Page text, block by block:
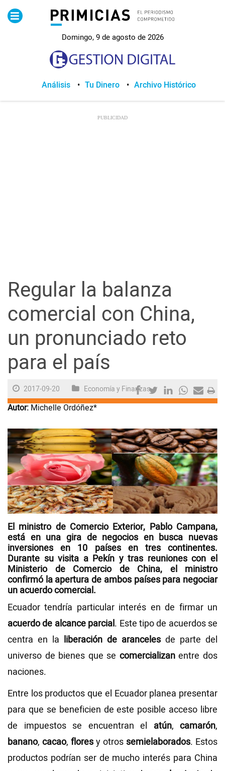
Domingo, 9 de agosto de 2026
Lo Último
Política
Sociedad
Ciencia y Tecnología
Firmas
Internacional
Juegos
Videos
NEWSLETTERS
Análisis Tu Dinero Archivo Histórico
Regular la balanza
comercial con China,
un pronunciado reto
para el país
2017-09-20 Economía y Finanzas
Autor: Michelle Ordóñez*
El ministro de Comercio Exterior, Pablo Campana,
está en una gira de negocios en busca nuevas
inversiones en 10 paísesen tres continentes.
Durante su visita a Pekín y tras reuniones con el
Ministerio de Comercio de China, el ministro
confirmó la apertura de ambos países para negociar
un acuerdo comercial.
Ecuador tendría particular interés en de firmar un
acuerdo de alcance parcial. Este tipo de acuerdos se
centra en la liberación de aranceles de parte del
universo de bienes que se comercializanentre dos
naciones.
Entre los productos que el Ecuador planea presentar
para que se beneficien de este posible acceso libre
de impuestos se encuentran el atún, camarón,
banano, cacao, flores y otros semielaborados. Estos
productos podrían ser de mucho interés para China